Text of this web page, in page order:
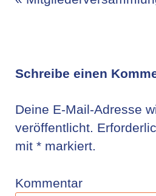
Navigation
Schreibe einen
Deine E-Mail-Adresse
veröffentlicht.
mit * markiert.
Kommentar